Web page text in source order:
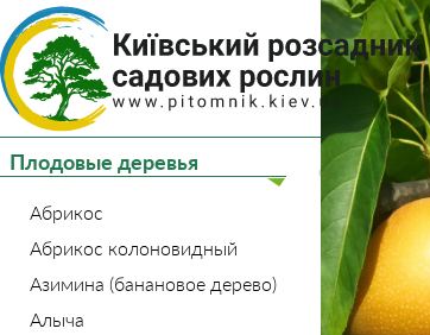
Плодовые деревья
Абрикос
Абрикос колоновидный
Азимина (банановое дерево)
Алыча
Главная